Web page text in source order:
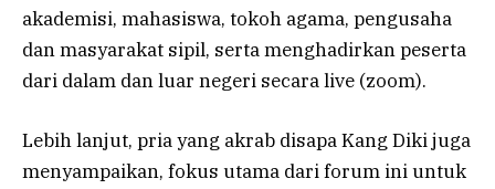
akademisi, mahasiswa, tokoh agama, pengusaha
dan masyarakat sipil, serta menghadirkan peserta
dari dalam dan luar negeri secara live (zoom).
Lebih lanjut, pria yang akrab disapa Kang Diki juga
menyampaikan, fokus utama dari forum ini untuk